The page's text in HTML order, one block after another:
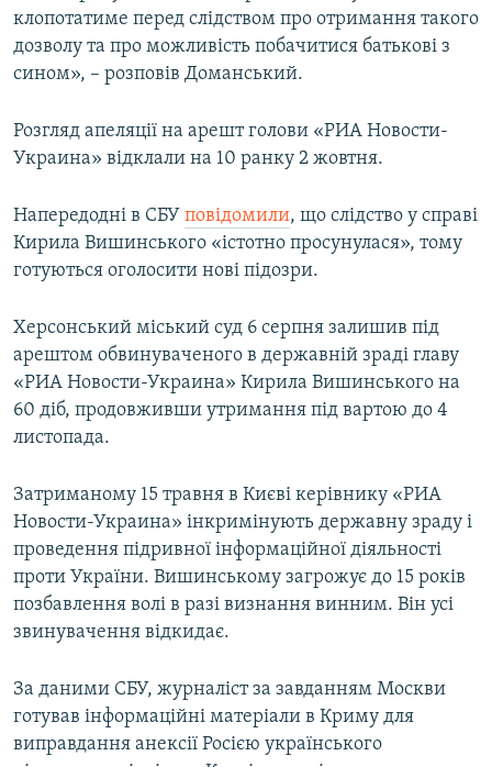
клопотатиме перед слідством про отримання такого
дозволу та про можливість побачитися батькові з
сином», – розповів Доманський.
Розгляд апеляції на арешт голови «РИА Новости-
Украина» відклали на 10 ранку 2 жовтня.
Напередодні в СБУ повідомили, що слідство у справі
Кирила Вишинського «істотно просунулася», тому
готуються оголосити нові підозри.
Херсонський міський суд 6 серпня залишив під
арештом обвинуваченого в державній зраді главу
«РИА Новости-Украина» Кирила Вишинського на
60 діб, продовживши утримання під вартою до 4
листопада.
Затриманому 15 травня в Києві керівнику «РИА
Новости-Украина» інкримінують державну зраду і
проведення підривної інформаційної діяльності
проти України. Вишинському загрожує до 15 років
позбавлення волі в разі визнання винним. Він усі
звинувачення відкидає.
За даними СБУ, журналіст за завданням Москви
готував інформаційні матеріали в Криму для
виправдання анексії Росією українського